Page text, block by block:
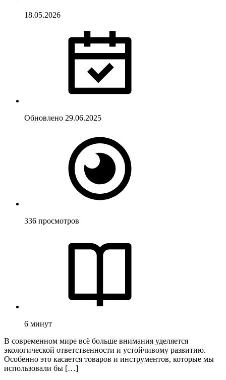
18.05.2026
Обновлено 29.06.2025
336 просмотров
6 минут
В современном мире всё больше внимания уделяется
экологической ответственности и устойчивому развитию.
Особенно это касается товаров и инструментов, которые мы
использовали бы […]